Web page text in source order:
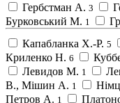
Гербстман А. 3
Бурковський М. 1
Капабланка Х.-Р. 5
Криленко Н. 6
Левидов М. 1
В., Мішин А. 1
Петров А. 1